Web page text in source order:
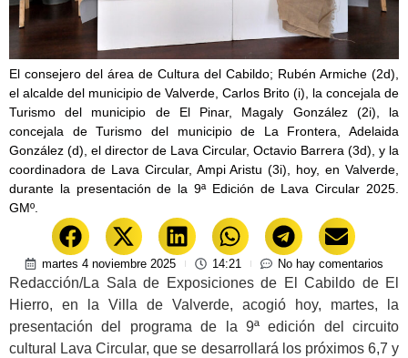
El consejero del área de Cultura del Cabildo; Rubén Armiche (2d),
el alcalde del municipio de Valverde, Carlos Brito (i), la concejala de
Turismo del municipio de El Pinar, Magaly González (2i), la
concejala de Turismo del municipio de La Frontera, Adelaida
González (d), el director de Lava Circular, Octavio Barrera (3d), y la
coordinadora de Lava Circular, Ampi Aristu (3i), hoy, en Valverde,
durante la presentación de la 9ª Edición de Lava Circular 2025.
GMº.
martes 4 noviembre 2025 14:21 No hay comentarios
Redacción/La Sala de Exposiciones de El Cabildo de El
Hierro, en la Villa de Valverde, acogió hoy, martes, la
presentación del programa de la 9ª edición del circuito
cultural Lava Circular, que se desarrollará los próximos 6,7 y